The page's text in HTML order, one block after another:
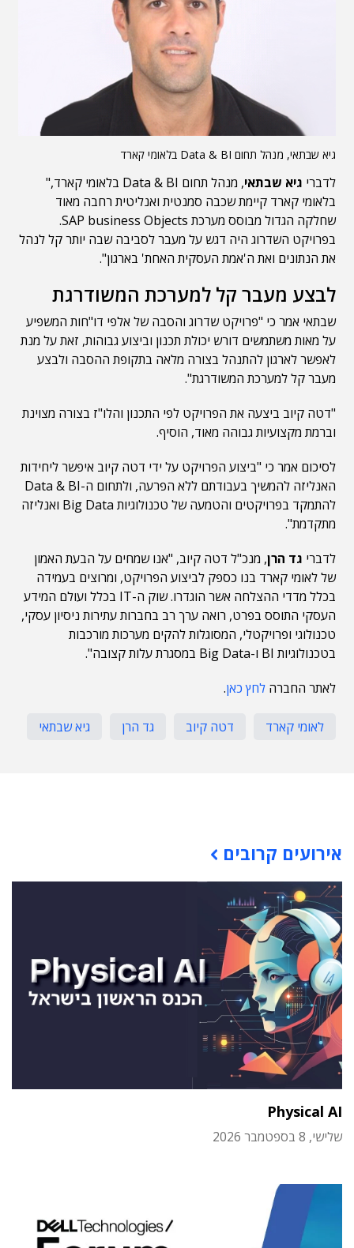
גיא שבתאי, מנהל תחום Data & BI בלאומי קארד
לדברי גיא שבתאי
, מנהל תחום Data & BI בלאומי קארד,"
בלאומי קארד קיימת שכבה סמנטית ואנליטית רחבה מאוד
שחלקה הגדול מבוסס מערכת SAP business Objects.
בפרויקט השדרוג היה דגש על מעבר לסביבה שבה יותר קל לנהל
את הנתונים ואת ה'אמת העסקית האחת' בארגון".
לבצע מעבר קל למערכת המשודרגת
שבתאי אמר כי "פרויקט שדרוג והסבה של אלפי דו"חות המשפיע
על מאות משתמשים דורש יכולת תכנון וביצוע גבוהות, זאת על מנת
לאפשר לארגון להתנהל בצורה מלאה בתקופת ההסבה ולבצע
מעבר קל למערכת המשודרגת".
"דטה קיוב ביצעה את הפרויקט לפי התכנון והלו"ז בצורה מצוינת
וברמת מקצועיות גבוהה מאוד, הוסיף.
לסיכום אמר כי "ביצוע הפרויקט על ידי דטה קיוב איפשר ליחידות
האנליזה להמשיך בעבודתם ללא הפרעה, ולתחום ה-Data & BI
להתמקד בפרויקטים והטמעה של טכנולוגיות Big Data ואנליזה
מתקדמת".
לדברי גד הרן, מנכ"ל דטה קיוב, "אנו שמחים על הבעת האמון
של לאומי קארד בנו כספק לביצוע הפרויקט, ומרוצים בעמידה
בכלל מדדי ההצלחה אשר הוגדרו. שוק ה-IT בכלל ועולם המידע
העסקי התוסס בפרט, רואה ערך רב בחברות עתירות ניסיון עסקי,
טכנולוגי ופרויקטלי, המסוגלות להקים מערכות מורכבות
בטכנולוגיות BI ו-Big Data במסגרת עלות קצובה".
לאתר החברה לחץ כאן.
לאומי קארד דטה קיוב גד הרן גיא שבתאי
אירועים קרובים
Physical AI
שלישי, 8 בספטמבר 2026